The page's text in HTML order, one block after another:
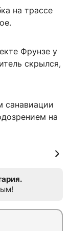
на трассе
Фрунзе у
скрылся,
санавиации
на